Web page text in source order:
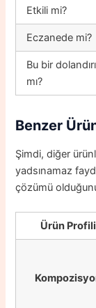
Etkili mi?
Eczanede mi?
Bu bir
mı?
Benzer
Şimdi, diğer
yadsınamaz
çözümü
Ürün Profili